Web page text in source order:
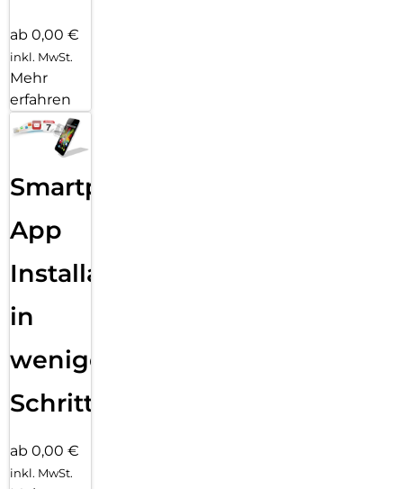
ab 0,00 €
inkl. MwSt.
Mehr
erfahren
Smartphone
App
Installation
in
wenigen
Schritten
ab 0,00 €
inkl. MwSt.